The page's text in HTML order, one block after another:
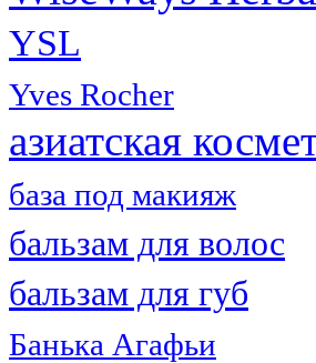
YSL
Yves Rocher
азиатская
база под макияж
бальзам для волос
бальзам для губ
Банька Агафьи